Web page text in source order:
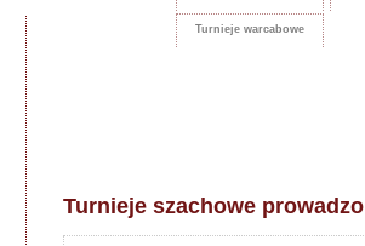
Turnieje warcabowe
Turnieje szachowe